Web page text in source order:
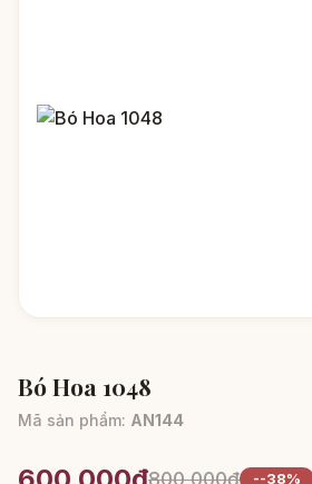
Bó Hoa 1048
Mã sản phẩm: AN144
800,000đ --38%